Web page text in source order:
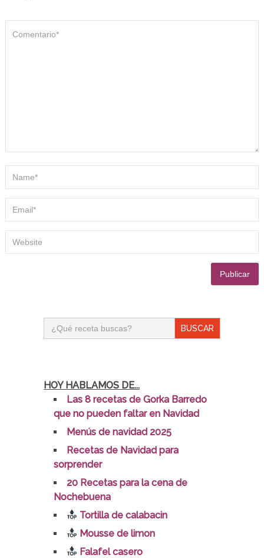
Buscar:
HOY HABLAMOS DE...
Las 8 recetas de Gorka Barredo
que no pueden faltar en Navidad
Menús de navidad 2025
Recetas de Navidad para
sorprender
20 Recetas para la cena de
Nochebuena
Tortilla de calabacin
Mousse de limon
Falafel casero